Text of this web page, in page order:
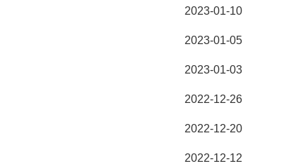
2023-01-10
2023-01-05
2023-01-03
2022-12-26
2022-12-20
2022-12-12